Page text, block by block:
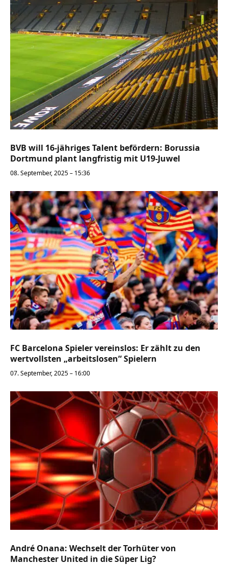
BVB will 16-jähriges Talent befördern: Borussia
Dortmund plant langfristig mit U19-Juwel
08. September, 2025 – 15:36
FC Barcelona Spieler vereinslos: Er zählt zu den
wertvollsten „arbeitslosen“ Spielern
07. September, 2025 – 16:00
André Onana: Wechselt der Torhüter von
Manchester United in die Süper Lig?